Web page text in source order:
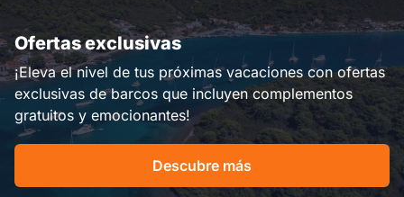
Ofertas exclusivas
¡Eleva el nivel de tus próximas vacaciones con ofertas
exclusivas de barcos que incluyen complementos
gratuitos y emocionantes!
Descubre más